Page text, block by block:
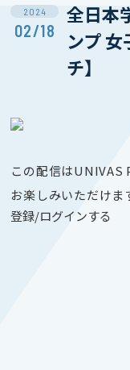
2024
02/18
全日本
ンプ
チ】
この配信はUNIVAS
お楽しみいただけま
登録/ログインする